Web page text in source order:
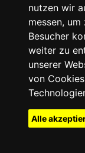
nutzen wir
messen,
Besucher
weiter zu
unserer
von
Alle